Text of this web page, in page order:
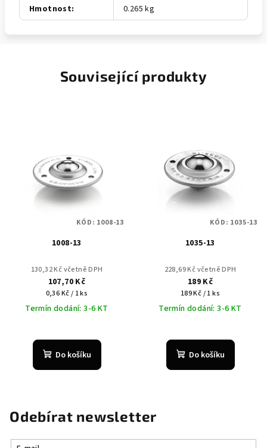
Hmotnost: 0.265 kg
Související produkty
1008-13
130,32 Kč včetně DPH
107,70 Kč
Měrná
cena:
0,36 Kč / 1 ks
Termín dodání: 3-6 KT
Do košíku
KÓD: 1008-13
1035-13
228,69 Kč včetně DPH
189 Kč
Měrná
cena:
189 Kč / 1 ks
Termín dodání: 3-6 KT
Do košíku
KÓD: 1035-13
Odebírat newsletter